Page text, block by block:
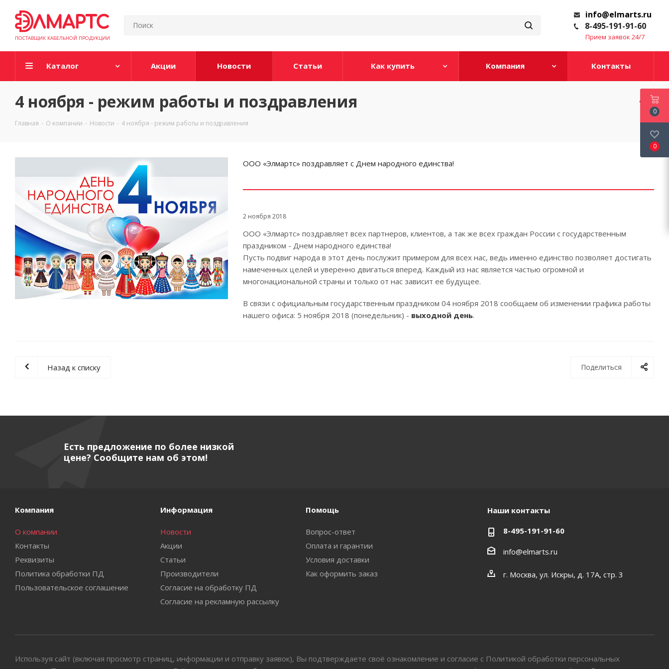
ПОСТАВЩИК КАБЕЛЬНОЙ ПРОДУКЦИИ
info@elmarts.ru
8-495-191-91-60
Прием заявок 24/7
Каталог Акции Новости Статьи Как купить Компания Контакты
4 ноября - режим работы и поздравления
Главная - О компании - Новости - 4 ноября - режим работы и поздравления
ООО «Элмартс» поздравляет с Днем народного единства!
2 ноября 2018
ООО «Элмартс» поздравляет всех партнеров, клиентов, а так же всех граждан России с государственным
праздником - Днем народного единства!
Пусть подвиг народа в этот день послужит примером для всех нас, ведь именно единство позволяет достигать
намеченных целей и уверенно двигаться вперед. Каждый из нас является частью огромной и
многонациональной страны и только от нас зависит ее будущее.
В связи с официальным государственным праздником 04 ноября 2018 сообщаем об изменении графика работы
нашего офиса: 5 ноября 2018 (понедельник) - выходной день.
Поделиться
Назад к списку
Есть предложение по более низкой
цене? Сообщите нам об этом!
Компания
О компании
Контакты
Реквизиты
Политика обработки ПД
Пользовательское соглашение
Информация
Новости
Акции
Статьи
Производители
Согласие на обработку ПД
Согласие на рекламную рассылку
Помощь
Вопрос-ответ
Оплата и гарантии
Условия доставки
Как оформить заказ
Наши контакты
8-495-191-91-60
info@elmarts.ru
г. Москва, ул. Искры, д. 17А, стр. 3
Используя сайт (включая просмотр страниц, информации и отправку заявок), Вы подтверждаете своё ознакомление и согласие с Политикой обработки персональных
0
0